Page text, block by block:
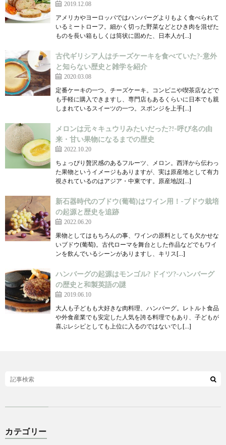
2019.12.08
アメリカやヨーロッパではハンバーグよりもよく食べられて
いるミートローフ。細かく切った野菜などとひき肉を混ぜた
ものを長い箱もしくは筒状に固めた、日本人か[…]
古代ギリシア人はチーズケーキを食べていた?-意外
と知らない歴史と雑学を紹介
2020.03.08
定番ケーキの一つ、チーズケーキ。コンビニや喫茶店などで
も手軽に購入できますし、専門店もあるくらいに日本でも親
しまれているスイーツの一つ。スポンジを上手[…]
メロンは元々キュウリみたいだった?!-呼び名の由
来・甘い果物になるまでの歴史
2022.10.20
ちょっぴり贅沢感のあるフルーツ、メロン。西洋から伝わっ
た果物というイメージもありますが、実は原産地として有力
視されているのはアジア・中東です。原産地説[…]
新石器時代のブドウ(葡萄)はワイン用！-ブドウ栽培
の起源と歴史を追跡
2022.06.20
果物としてはもちろんの事、ワインの原料としても欠かせな
いブドウ(葡萄)。古代ローマを舞台とした作品などでもワイ
ンを飲んでいるシーンがありますし、キリス[…]
ハンバーグの起源はモンゴル? ドイツ?-ハンバーグ
の歴史と和製英語の謎
2019.06.10
大人も子どもも大好きな肉料理、ハンバーグ。レトルト食品
や外食産業でも安定した人気を誇る料理でもあり、子どもが
喜ぶレシピとしても上位に入るのではないでし[…]
カテゴリー